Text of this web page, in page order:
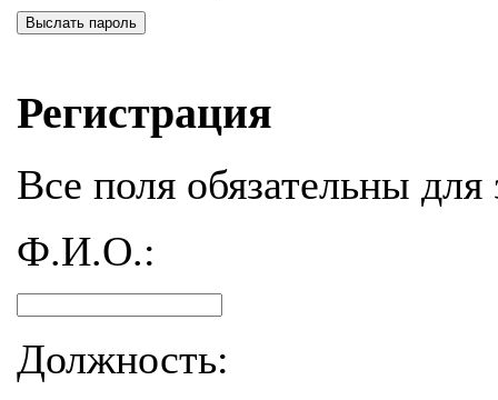
Выслать пароль
Регистрация
Все поля обязательны для
Ф.И.О.:
Должность: